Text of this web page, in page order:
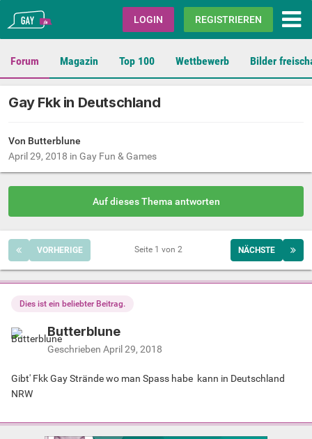
Gay.de LOGIN REGISTRIEREN
Forum Magazin Top 100 Wettbewerb Bilder
Gay Fkk in Deutschland
Von Butterblune
April 29, 2018 in Gay Fun & Games
Auf dieses Thema antworten
VORHERIGE NÄCHSTE
Seite 1 von 2
Dies ist ein beliebter Beitrag.
Butterblune
Geschrieben April 29, 2018
Gibt' Fkk Gay Strände wo man Spass habe kann in Deutschland
NRW